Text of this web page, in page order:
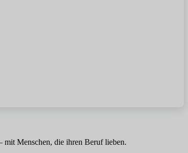
mit Menschen, die ihren Beruf lieben.